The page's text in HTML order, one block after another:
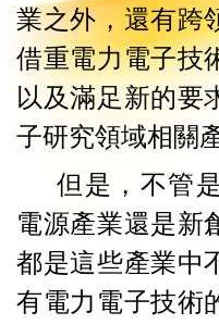
業之外，還有跨
借重電力電子技
以及滿足新的要
子研究領域相關
但是，不管
電源產業還是新
都是這些產業中
有電力電子技術